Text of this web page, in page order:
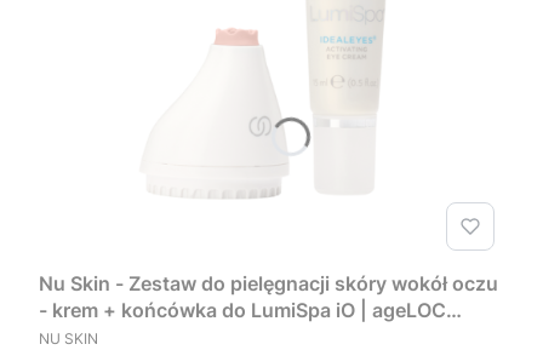
Nu Skin - Zestaw do pielęgnacji skóry wokół oczu
- krem + końcówka do LumiSpa iO | ageLOC
LumiSpa Accent & IdealEyes
PRODUCENT
NU SKIN